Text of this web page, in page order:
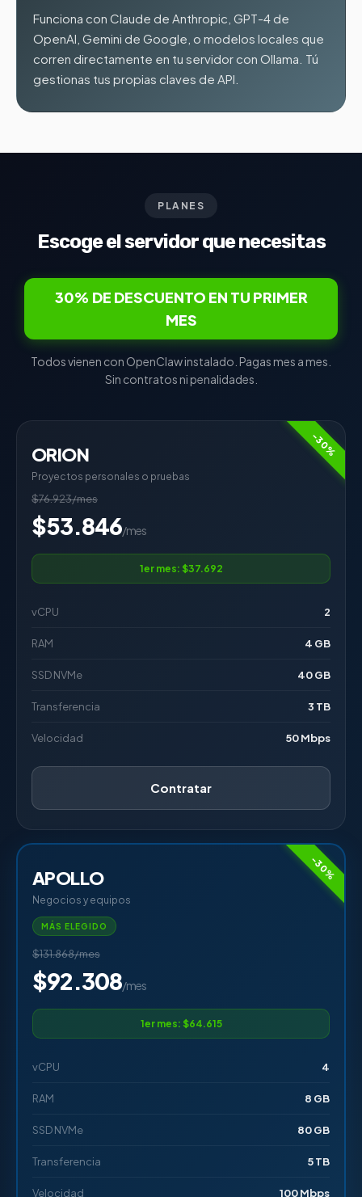
Funciona con Claude de Anthropic, GPT-4 de
OpenAI, Gemini de Google, o modelos locales que
corren directamente en tu servidor con Ollama. Tú
gestionas tus propias claves de API.
PLANES
Escoge el servidor que necesitas
30% DE DESCUENTO EN TU PRIMER
MES
Todos vienen con OpenClaw instalado. Pagas mes a mes.
Sin contratos ni penalidades.
-30%
ORION
Proyectos personales o pruebas
$76.923/mes
$53.846/mes
1er mes: $37.692
vCPU 2
RAM 4 GB
SSD NVMe 40 GB
Transferencia 3 TB
Velocidad 50 Mbps
Contratar
-30%
APOLLO
Negocios y equipos
MÁS ELEGIDO
$131.868/mes
$92.308/mes
1er mes: $64.615
vCPU 4
RAM 8 GB
SSD NVMe 80 GB
Transferencia 5 TB
Velocidad 100 Mbps